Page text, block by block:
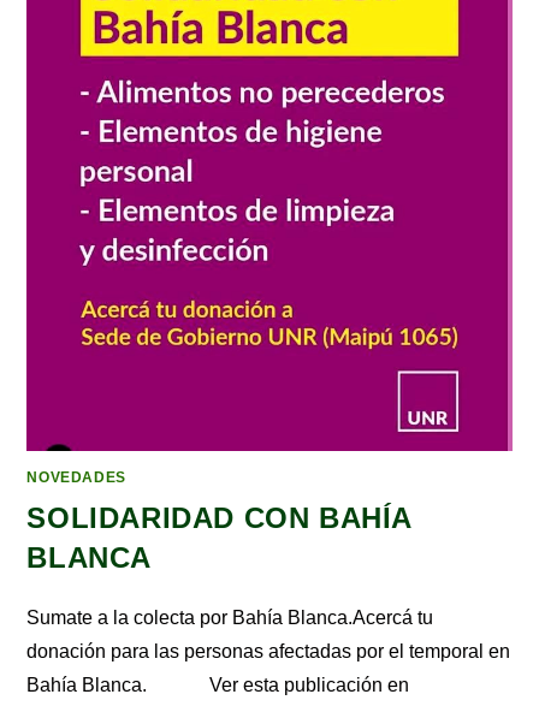
NOVEDADES
SOLIDARIDAD CON BAHÍA
BLANCA
Sumate a la colecta por Bahía Blanca.Acercá tu
donación para las personas afectadas por el temporal en
Bahía Blanca. Ver esta publicación en